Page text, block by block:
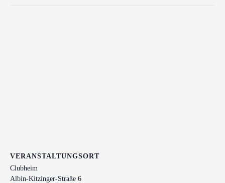
VERANSTALTUNGSORT
Clubheim
Albin-Kitzinger-Straße 6